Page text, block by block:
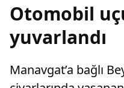
Otomobil
yuvarlandı
Manavgat’a bağlı